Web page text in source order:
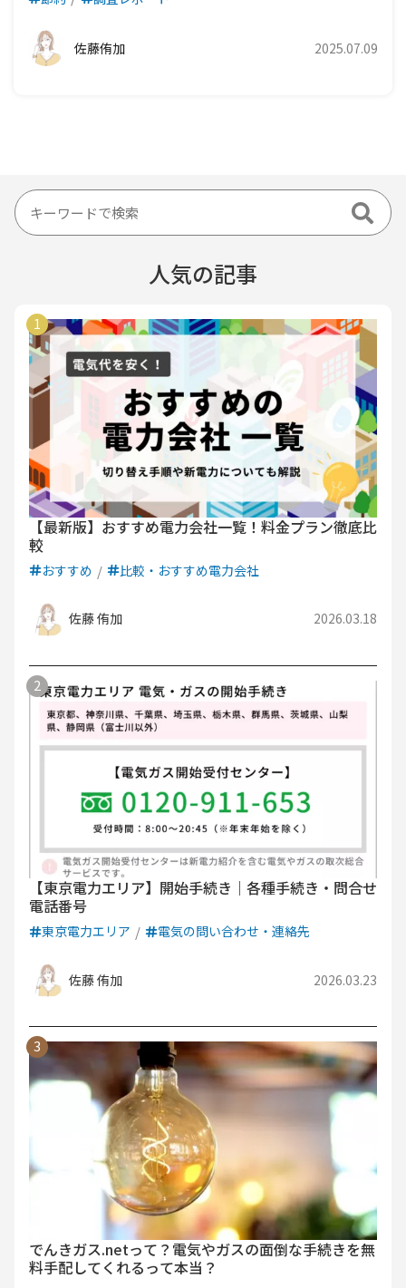
佐藤侑加 2025.07.09
人気の記事
【最新版】おすすめ電力会社一覧！料金プラン徹底比
較
おすすめ 比較・おすすめ電力会社
佐藤 侑加 2026.03.18
【東京電力エリア】開始手続き｜各種手続き・問合せ
電話番号
東京電力エリア 電気の問い合わせ・連絡先
佐藤 侑加 2026.03.23
でんきガス.netって？電気やガスの面倒な手続きを無
料手配してくれるって本当？